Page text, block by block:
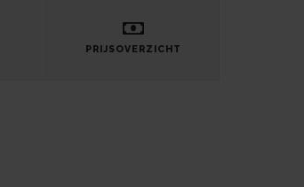
PRIJSOVERZICHT